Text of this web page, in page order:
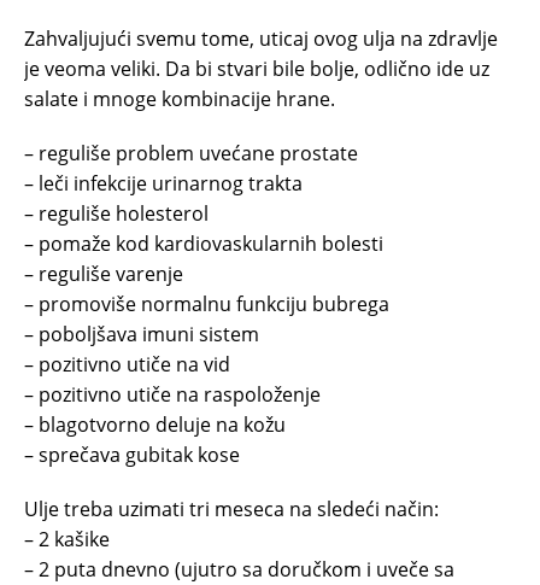
Zahvaljujući svemu tome, uticaj ovog ulja na zdravlje
je veoma veliki. Da bi stvari bile bolje, odlično ide uz
salate i mnoge kombinacije hrane.
– reguliše problem uvećane prostate
– leči infekcije urinarnog trakta
– reguliše holesterol
– pomaže kod kardiovaskularnih bolesti
– reguliše varenje
– promoviše normalnu funkciju bubrega
– poboljšava imuni sistem
– pozitivno utiče na vid
– pozitivno utiče na raspoloženje
– blagotvorno deluje na kožu
– sprečava gubitak kose
Ulje treba uzimati tri meseca na sledeći način:
– 2 kašike
– 2 puta dnevno (ujutro sa doručkom i uveče sa